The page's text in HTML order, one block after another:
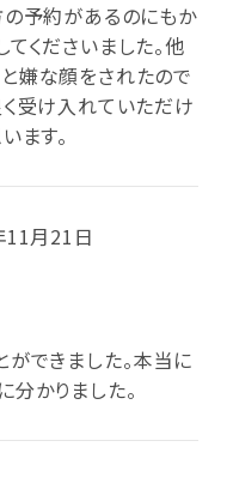
の予約があるのにもか
くださいました。他
嫌な顔をされたので
受け入れていただけ
ます。
11月21日
できました。本当に
かりました。